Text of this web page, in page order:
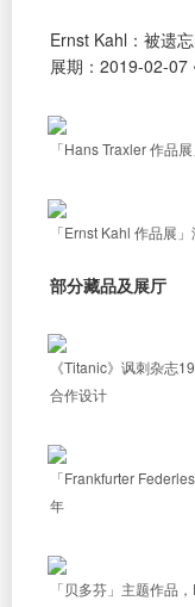
Ernst Kahl：被遗
展期：2019-02-07
「Hans Traxler 作品
「Ernst Kahl 作品展
部分藏品及展厅
《Titanic》讽刺杂志
合作设计
「Frankfurter
年
「贝多芬」主题作品